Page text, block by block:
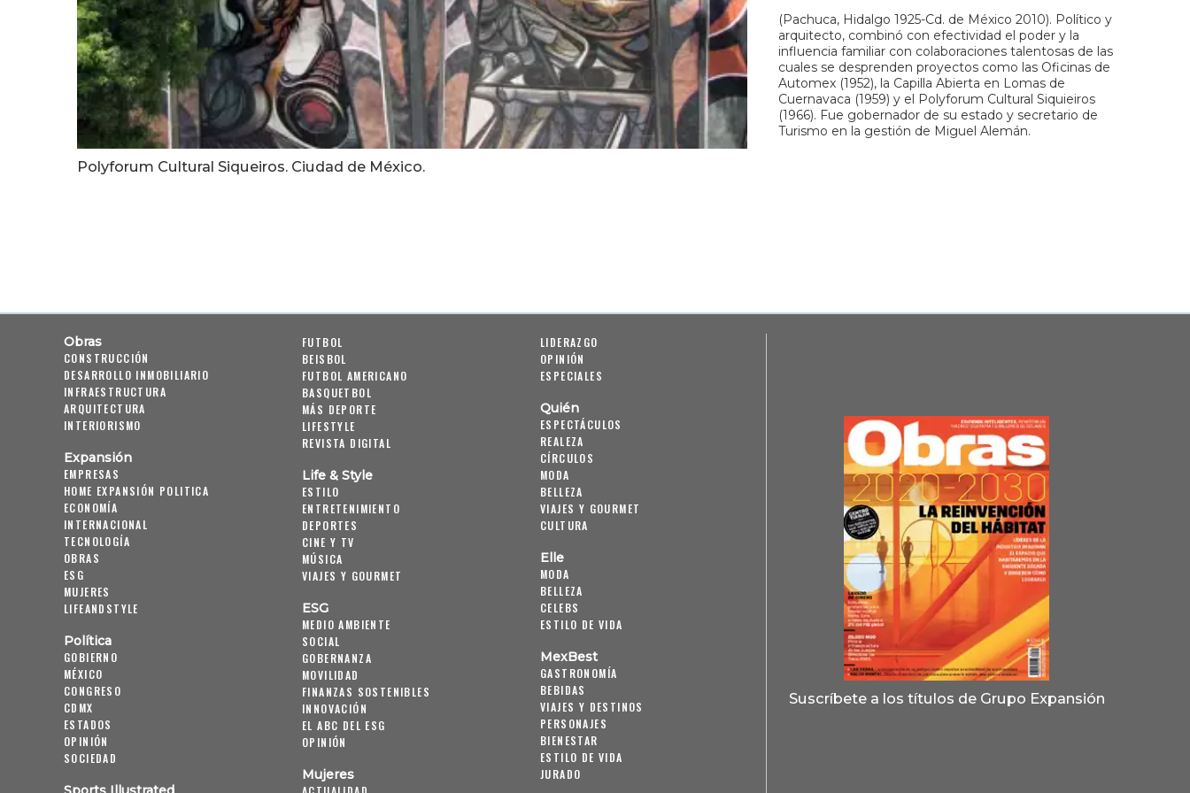
Polyforum Cultural Siqueiros. Ciudad de México.
(Pachuca, Hidalgo 1925-Cd. de México 2010). Político y
arquitecto, combinó con efectividad el poder y la
influencia familiar con colaboraciones talentosas de las
cuales se desprenden proyectos como las Oficinas de
Automex (1952), la Capilla Abierta en Lomas de
Cuernavaca (1959) y el Polyforum Cultural Siquieiros
(1966). Fue gobernador de su estado y secretario de
Turismo en la gestión de Miguel Alemán.
Obras
CONSTRUCCIÓN
DESARROLLO INMOBILIARIO
INFRAESTRUCTURA
ARQUITECTURA
INTERIORISMO
Expansión
EMPRESAS
HOME EXPANSIÓN POLITICA
ECONOMÍA
INTERNACIONAL
TECNOLOGÍA
OBRAS
ESG
MUJERES
LIFEANDSTYLE
Política
GOBIERNO
MÉXICO
CONGRESO
CDMX
ESTADOS
OPINIÓN
SOCIEDAD
FUTBOL
BEISBOL
FUTBOL AMERICANO
BASQUETBOL
MÁS DEPORTE
LIFESTYLE
REVISTA DIGITAL
Life & Style
ESTILO
ENTRETENIMIENTO
DEPORTES
CINE Y TV
MÚSICA
VIAJES Y GOURMET
ESG
MEDIO AMBIENTE
SOCIAL
GOBERNANZA
MOVILIDAD
FINANZAS SOSTENIBLES
INNOVACIÓN
EL ABC DEL ESG
OPINIÓN
Mujeres
LIDERAZGO
OPINIÓN
ESPECIALES
Quién
ESPECTÁCULOS
REALEZA
CÍRCULOS
MODA
BELLEZA
VIAJES Y GOURMET
CULTURA
Elle
MODA
BELLEZA
CELEBS
ESTILO DE VIDA
MexBest
GASTRONOMÍA
BEBIDAS
VIAJES Y DESTINOS
PERSONAJES
BIENESTAR
ESTILO DE VIDA
JURADO
Suscríbete a los títulos de Grupo Expansión